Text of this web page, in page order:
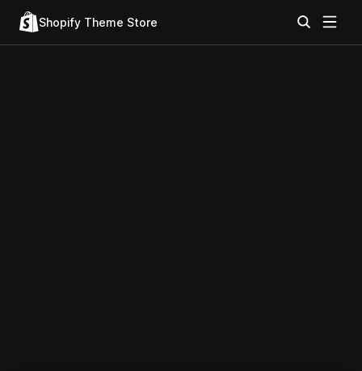
Shopify Theme Store